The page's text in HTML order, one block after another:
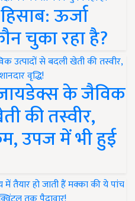
ऊर्जा
चुका रहा है?
के जैविक
की तस्वीर,
उपज में भी हुई